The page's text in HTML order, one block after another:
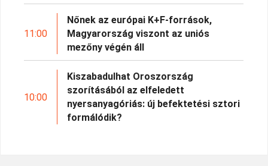
11:00
Nőnek az európai K+F-források,
Magyarország viszont az uniós
mezőny végén áll
10:00
Kiszabadulhat Oroszország
szorításából az elfeledett
nyersanyagóriás: új befektetési sztori
formálódik?